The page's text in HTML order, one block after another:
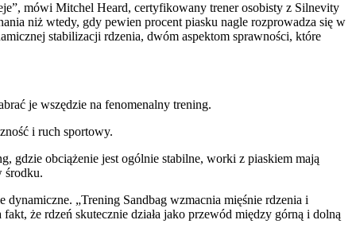
mówi Mitchel Heard, certyfikowany trener osobisty z Silnevity
niż wtedy, gdy pewien procent piasku nagle rozprowadza się w
stabilizacji rdzenia, dwóm aspektom sprawności, które
je wszędzie na fenomenalny trening.
i ruch sportowy.
gdzie obciążenie jest ogólnie stabilne, worki z piaskiem mają
środku.
„Trening Sandbag wzmacnia mięśnie rdzenia i
że rdzeń skutecznie działa jako przewód między górną i dolną